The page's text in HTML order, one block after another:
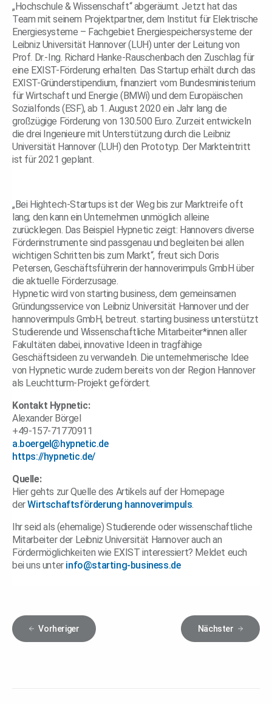
„Hochschule & Wissenschaft“ abgeräumt. Jetzt hat das
Team mit seinem Projektpartner, dem Institut für Elektrische
Energiesysteme – Fachgebiet Energiespeichersysteme der
Leibniz Universität Hannover (LUH) unter der Leitung von
Prof. Dr.-Ing. Richard Hanke-Rauschenbach den Zuschlag für
eine EXIST-Förderung erhalten. Das Startup erhält durch das
EXIST-Gründerstipendium, finanziert vom Bundesministerium
für Wirtschaft und Energie (BMWi) und dem Europäischen
Sozialfonds (ESF), ab 1. August 2020 ein Jahr lang die
großzügige Förderung von 130.500 Euro. Zurzeit entwickeln
die drei Ingenieure mit Unterstützung durch die Leibniz
Universität Hannover (LUH) den Prototyp. Der Markteintritt
ist für 2021 geplant.
„Bei Hightech-Startups ist der Weg bis zur Marktreife oft
lang; den kann ein Unternehmen unmöglich alleine
zurücklegen. Das Beispiel Hypnetic zeigt: Hannovers diverse
Förderinstrumente sind passgenau und begleiten bei allen
wichtigen Schritten bis zum Markt“, freut sich Doris
Petersen, Geschäftsführerin der hannoverimpuls GmbH über
die aktuelle Förderzusage.
Hypnetic wird von starting business, dem gemeinsamen
Gründungsservice von Leibniz Universität Hannover und der
hannoverimpuls GmbH, betreut. starting business unterstützt
Studierende und Wissenschaftliche Mitarbeiter*innen aller
Fakultäten dabei, innovative Ideen in tragfähige
Geschäftsideen zu verwandeln. Die unternehmerische Idee
von Hypnetic wurde zudem bereits von der Region Hannover
als Leuchtturm-Projekt gefördert.
Kontakt Hypnetic:
Alexander Börgel
+49-157-71770911
a.boergel@hypnetic.de
https://hypnetic.de/
Quelle:
Hier gehts zur Quelle des Artikels auf der Homepage
derWirtschaftsförderung hannoverimpuls.
Ihr seid als (ehemalige) Studierende oder wissenschaftliche
Mitarbeiter der Leibniz Universität Hannover auch an
Fördermöglichkeiten wie EXIST interessiert? Meldet euch
bei uns unter info@starting-business.de
Vorheriger Nächster